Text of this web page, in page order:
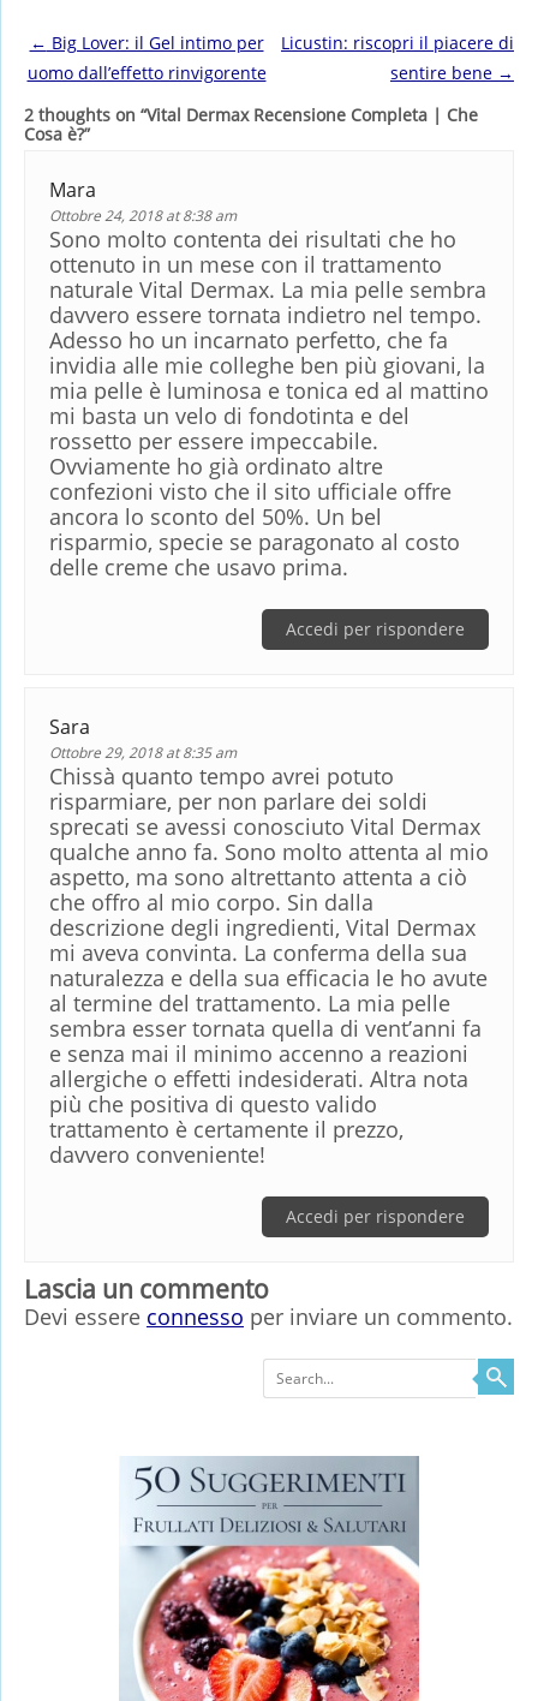
Post navigation
← Big Lover: il Gel intimo per
uomo dall’effetto rinvigorente
Licustin: riscopri il piacere di
sentire bene →
2 thoughts on “Vital Dermax Recensione Completa | Che
Cosa è?”
Mara
Ottobre 24, 2018 at 8:38 am
Sono molto contenta dei risultati che ho
ottenuto in un mese con il trattamento
naturale Vital Dermax. La mia pelle sembra
davvero essere tornata indietro nel tempo.
Adesso ho un incarnato perfetto, che fa
invidia alle mie colleghe ben più giovani, la
mia pelle è luminosa e tonica ed al mattino
mi basta un velo di fondotinta e del
rossetto per essere impeccabile.
Ovviamente ho già ordinato altre
confezioni visto che il sito ufficiale offre
ancora lo sconto del 50%. Un bel
risparmio, specie se paragonato al costo
delle creme che usavo prima.
Accedi per rispondere
Sara
Ottobre 29, 2018 at 8:35 am
Chissà quanto tempo avrei potuto
risparmiare, per non parlare dei soldi
sprecati se avessi conosciuto Vital Dermax
qualche anno fa. Sono molto attenta al mio
aspetto, ma sono altrettanto attenta a ciò
che offro al mio corpo. Sin dalla
descrizione degli ingredienti, Vital Dermax
mi aveva convinta. La conferma della sua
naturalezza e della sua efficacia le ho avute
al termine del trattamento. La mia pelle
sembra esser tornata quella di vent’anni fa
e senza mai il minimo accenno a reazioni
allergiche o effetti indesiderati. Altra nota
più che positiva di questo valido
trattamento è certamente il prezzo,
davvero conveniente!
Accedi per rispondere
Lascia un commento
Devi essere connesso per inviare un commento.
Search